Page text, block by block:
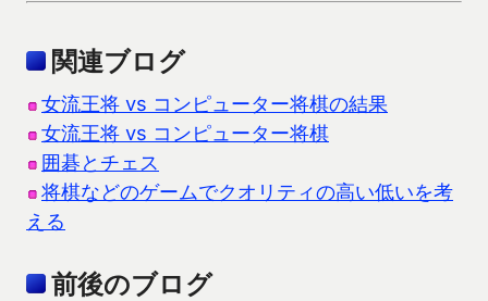
関連ブログ
女流王将 vs コンピューター将棋の結果
女流王将 vs コンピューター将棋
囲碁とチェス
将棋などのゲームでクオリティの高い低いを考
える
前後のブログ